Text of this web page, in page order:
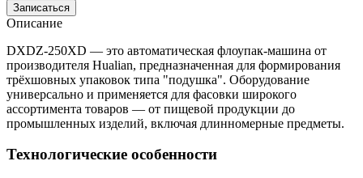
Записаться
Описание
DXDZ-250XD — это автоматическая флоупак-машина от
производителя Hualian, предназначенная для формирования
трёхшовных упаковок типа "подушка". Оборудование
универсально и применяется для фасовки широкого
ассортимента товаров — от пищевой продукции до
промышленных изделий, включая длинномерные предметы.
Технологические особенности